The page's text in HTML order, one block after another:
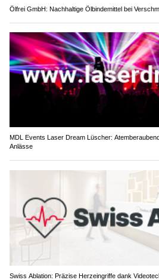
Ölfrei GmbH: Nachhaltige Ölbindemittel bei
MDL Events Laser Dream Lüscher:
Anlässe
Swiss Ablation: Präzise Herzeingriffe dank